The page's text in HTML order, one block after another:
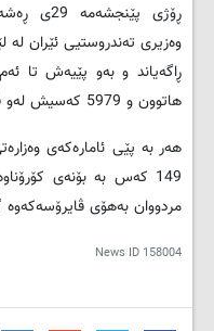
وەزیری تەندروستیی ئێران لە
هاتوون و 5979 کەسیش لەو ڤایرۆسە ڕزگار بوون.
149 کەس بە بۆنەی
مردووان بەهۆی ڤایرۆسەکەوە گەیشتە
News ID 158004